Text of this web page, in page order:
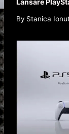
By Stanica